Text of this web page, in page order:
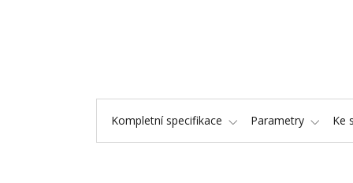
Kompletní specifikace Parametry Ke